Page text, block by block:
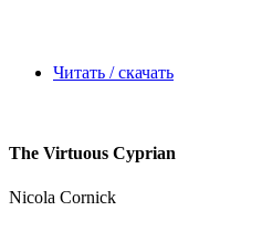
Читать / скачать
The Virtuous Cyprian
Nicola Cornick